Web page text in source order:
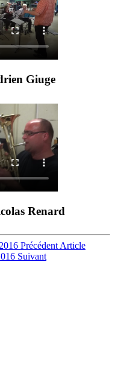
Giuge
Renard
Précédent Article
Suivant